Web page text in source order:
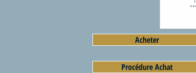
Acheter
Procédure Achat